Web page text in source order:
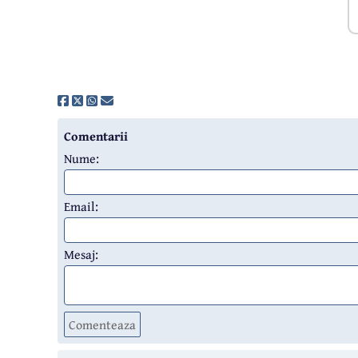
Comentarii
Nume:
Email:
Mesaj:
Comenteaza